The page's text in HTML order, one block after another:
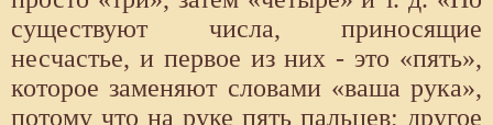
существуют числа, приносящие
несчастье, и первое из них - это «пять»,
которое заменяют словами «ваша рука»,
потому что на руке пять пальцев; другое